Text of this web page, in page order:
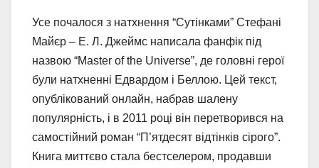
Усе почалося з натхнення “Сутінками” Стефані
Майєр – Е. Л. Джеймс написала фанфік під
назвою “Master of the Universe”, де головні герої
були натхненні Едвардом і Беллою. Цей текст,
опублікований онлайн, набрав шалену
популярність, і в 2011 році він перетворився на
самостійний роман “П’ятдесят відтінків сірого”.
Книга миттєво стала бестселером, продавши